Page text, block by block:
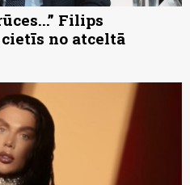
Filips
no atceltā